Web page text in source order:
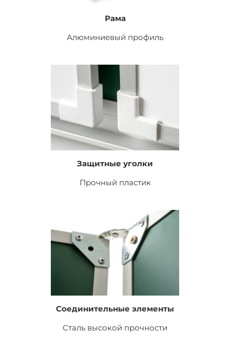
Рама
Алюминиевый профиль
Защитные уголки
Прочный пластик
Соединительные элементы
Сталь высокой прочности